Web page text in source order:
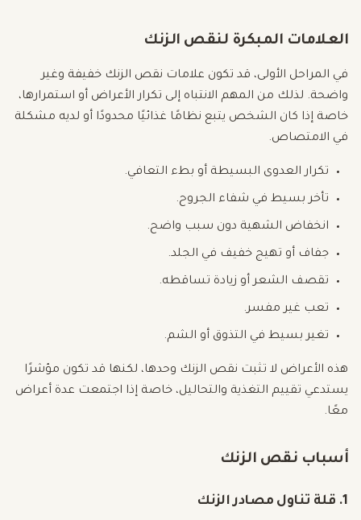
العلامات المبكرة لنقص الزنك
في المراحل الأولى، قد تكون علامات نقص الزنك خفيفة وغير
واضحة. لذلك من المهم الانتباه إلى تكرار الأعراض أو استمرارها،
خاصة إذا كان الشخص يتبع نظامًا غذائيًا محدودًا أو لديه مشكلة
في الامتصاص.
تكرار العدوى البسيطة أو بطء التعافي.
تأخر بسيط في شفاء الجروح.
انخفاض الشهية دون سبب واضح.
جفاف أو تهيج خفيف في الجلد.
تقصف الشعر أو زيادة تساقطه.
تعب غير مفسر.
تغير بسيط في التذوق أو الشم.
هذه الأعراض لا تثبت نقص الزنك وحدها، لكنها قد تكون مؤشرًا
يستدعي تقييم التغذية والتحاليل، خاصة إذا اجتمعت عدة أعراض
معًا.
أسباب نقص الزنك
1. قلة تناول مصادر الزنك